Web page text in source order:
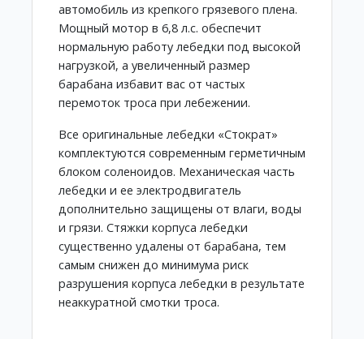
автомобиль из крепкого грязевого плена.
Мощный мотор в 6,8 л.с. обеспечит
нормальную работу лебедки под высокой
нагрузкой, а увеличенный размер
барабана избавит вас от частых
перемоток троса при лебежении.
Все оригинальные лебедки «Стократ»
комплектуются современным герметичным
блоком соленоидов. Механическая часть
лебедки и ее электродвигатель
дополнительно защищены от влаги, воды
и грязи. Стяжки корпуса лебедки
существенно удалены от барабана, тем
самым снижен до минимума риск
разрушения корпуса лебедки в результате
неаккуратной смотки троса.